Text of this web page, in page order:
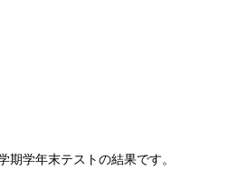
期学年末テストの結果です。